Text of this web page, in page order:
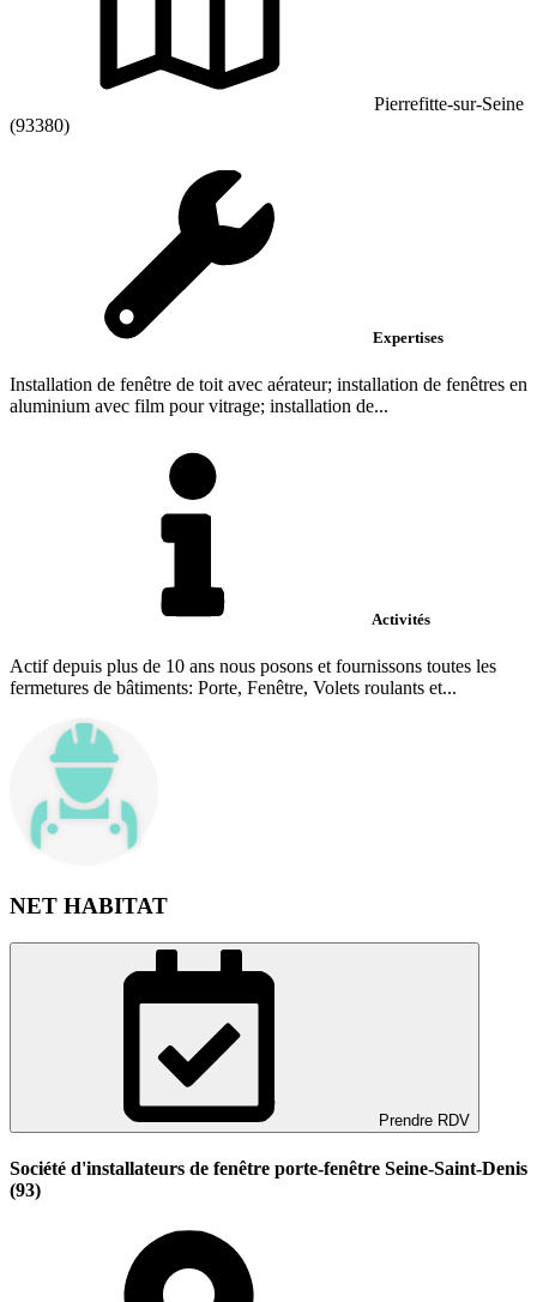
Pierrefitte-sur-Seine
(93380)
Expertises
Installation de fenêtre de toit avec aérateur; installation de fenêtres en
aluminium avec film pour vitrage; installation de...
Activités
Actif depuis plus de 10 ans nous posons et fournissons toutes les
fermetures de bâtiments: Porte, Fenêtre, Volets roulants et...
NET HABITAT
Prendre RDV
Société d'installateurs de fenêtre porte-fenêtre Seine-Saint-Denis
(93)